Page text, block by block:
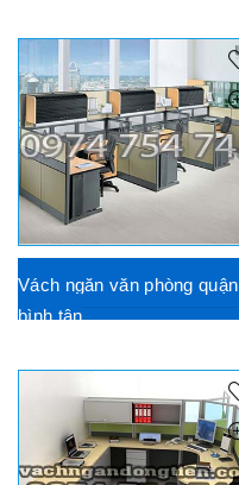
Vách ngăn văn phòng quận
bình tân